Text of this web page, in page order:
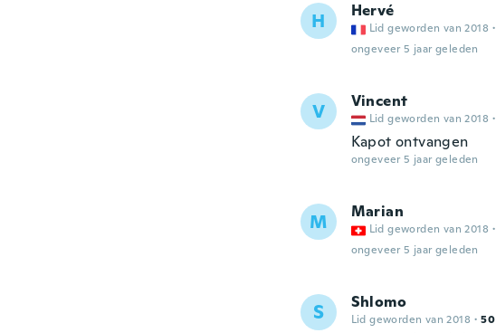
H Hervé
Lid geworden van 2018 ·
ongeveer 5 jaar geleden
V Vincent
Lid geworden van 2018 ·
Kapot ontvangen
ongeveer 5 jaar geleden
M Marian
Lid geworden van 2018 ·
ongeveer 5 jaar geleden
S Shlomo
Lid geworden van 2018 · 50